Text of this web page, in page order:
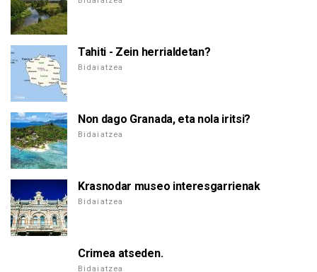
Tahiti - Zein herrialdetan?
Bidaiatzea
Non dago Granada, eta nola iritsi?
Bidaiatzea
Krasnodar museo interesgarrienak
Bidaiatzea
Crimea atseden.
Bidaiatzea